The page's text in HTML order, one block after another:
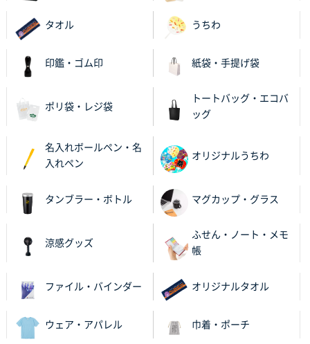
栃木県M社様
2025年11月25日 16:41
前回同様、安心できるから
茨城県G社様
uni ジェットストリーム 05
2025年11月21日 16:39
何度か注文していて、満足していたから
神奈川県のお客様
のし文言が変更できたのと価格。
千葉県M社様
ワンポイント箔押し紙袋 Sサイズ(A5対応)
営業ご担当者さまより、ご丁寧なサポートをいただ
タオル うちわ
印鑑・ゴム印 紙袋・手提げ袋
ポリ袋・レジ袋
トートバッグ・エコバ
ッグ
名入れボールペン・名
入れペン
オリジナルうちわ
タンブラー・ボトル マグカップ・グラス
涼感グッズ
ふせん・ノート・メモ
帳
ファイル・バインダー オリジナルタオル
ウェア・アパレル 巾着・ポーチ